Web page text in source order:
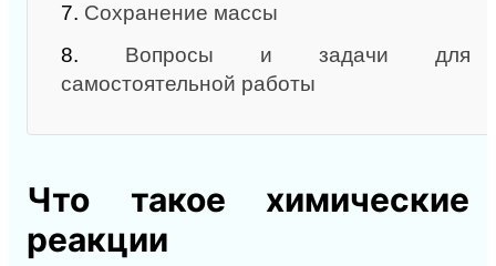
7. Сохранение массы
8. Вопросы и задачи для
самостоятельной работы
Что такое химические
реакции